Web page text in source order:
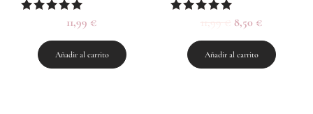
Valorado
5.00
de 5
11,99 €
Añadir al carrito
Valorado
5.00
de 5
11,99€ 8,50 €
Añadir al carrito